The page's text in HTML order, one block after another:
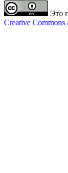
Это
Creative